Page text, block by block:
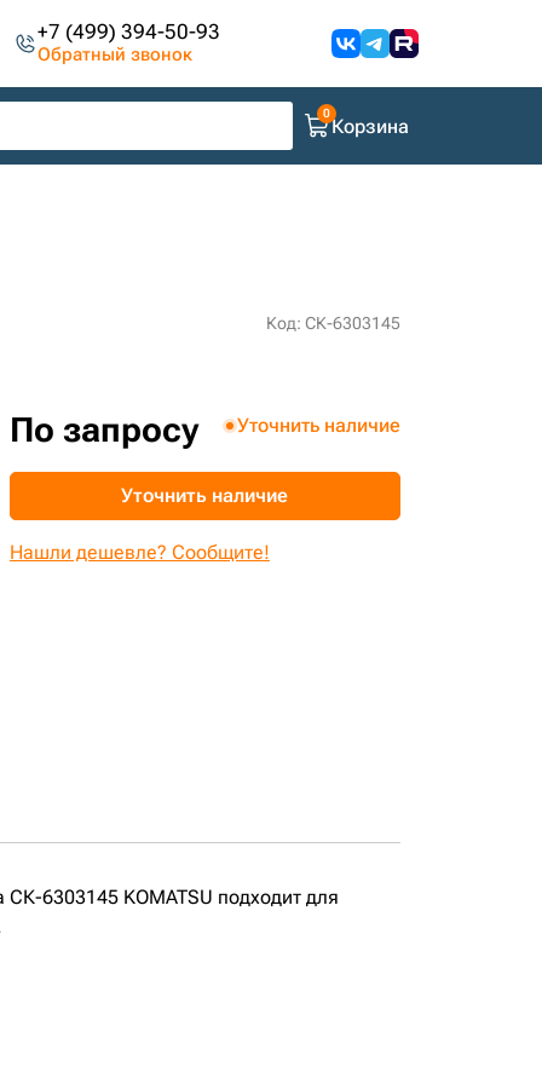
+7 (499) 394-50-93
Обратный звонок
Корзина
Код: СК-6303145
По запросу Уточнить наличие
Уточнить наличие
Нашли дешевле? Сообщите!
СК-6303145 KOMATSU подходит для